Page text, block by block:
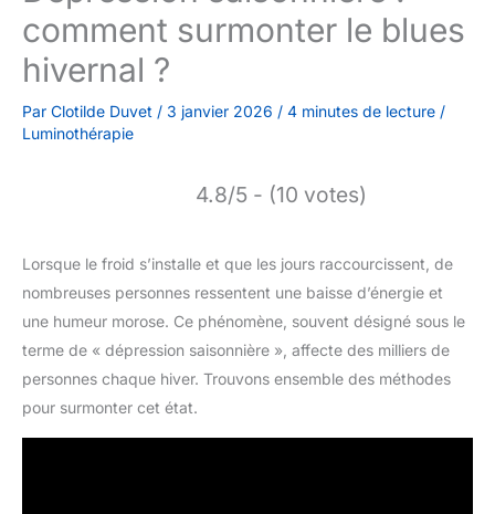
comment surmonter le blues
hivernal ?
Par Clotilde Duvet / 3 janvier 2026 / 4 minutes de lecture /
Luminothérapie
4.8/5 - (10 votes)
Lorsque le froid s’installe et que les jours raccourcissent, de
nombreuses personnes ressentent une baisse d’énergie et
une humeur morose. Ce phénomène, souvent désigné sous le
terme de « dépression saisonnière », affecte des milliers de
personnes chaque hiver. Trouvons ensemble des méthodes
pour surmonter cet état.